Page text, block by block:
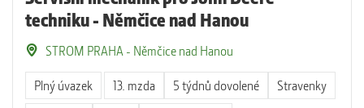
techniku - Němčice nad Hanou
STROM PRAHA - Němčice nad Hanou
Plný úvazek 13. mzda 5 týdnů dovolené
Stravenky